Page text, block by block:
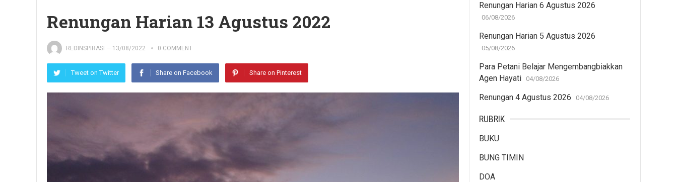
Renungan Harian 13 Agustus 2022
REDINSPIRASI — 13/08/2022 0 COMMENT
Tweet on Twitter Share on Facebook Share on Pinterest
Renungan Harian 6 Agustus 2026
06/08/2026
Renungan Harian 5 Agustus 2026
05/08/2026
Para Petani Belajar Mengembangbiakkan
Agen Hayati
04/08/2026
Renungan 4 Agustus 2026 04/08/2026
RUBRIK
BUKU
BUNG TIMIN
DOA